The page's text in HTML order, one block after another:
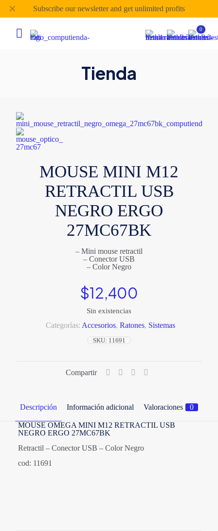
Subscribe our newsletter and get unlimited profits
✕
0
Tienda
MOUSE MINI M12
RETRACTIL USB
NEGRO ERGO
27MC67BK
– Mini mouse retractil
– Conector USB
– Color Negro
$12,400
Sin existencias
SKU: 11691
Categorías: Accesorios, Ratones, Sistemas
Compartir
Descripción Información adicional Valoraciones 0
MOUSE OMEGA MINI M12 RETRACTIL USB
NEGRO ERGO 27MC67BK
Retractil – Conector USB – Color Negro
cod: 11691